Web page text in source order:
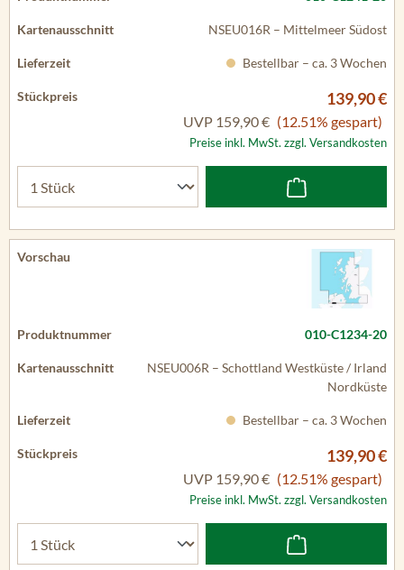
NSEU016R – Mittelmeer Südost
Bestellbar – ca. 3 Wochen
139,90 €
UVP 159,90 € (12.51% gespart)
Preise inkl. MwSt. zzgl. Versandkosten
010-C1234-20
NSEU006R – Schottland Westküste / Irland
Nordküste
Bestellbar – ca. 3 Wochen
139,90 €
UVP 159,90 € (12.51% gespart)
Preise inkl. MwSt. zzgl. Versandkosten